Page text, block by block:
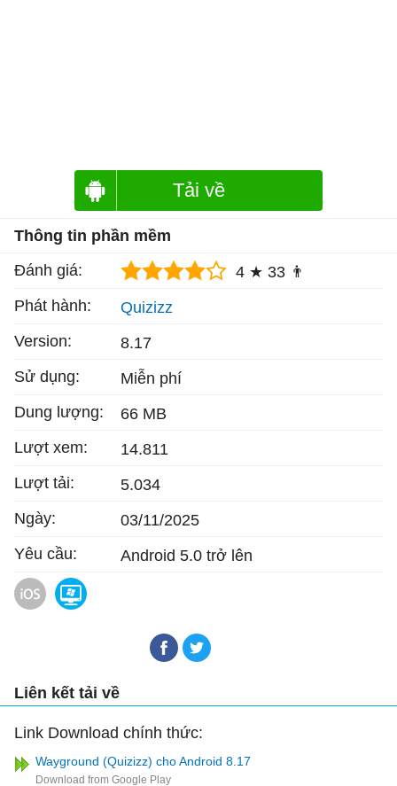
Tải về
Thông tin phần mềm
Đánh giá:
4 ★ 33 👨
Phát hành:
Quizizz
Version:
8.17
Sử dụng:
Miễn phí
Dung lượng:
66 MB
Lượt xem:
14.811
Lượt tải:
5.034
Ngày:
03/11/2025
Yêu cầu:
Android 5.0 trở lên
Wayground (Quizizz) cho iOS
Liên kết tải về
Link Download chính thức:
Wayground (Quizizz) cho Android 8.17